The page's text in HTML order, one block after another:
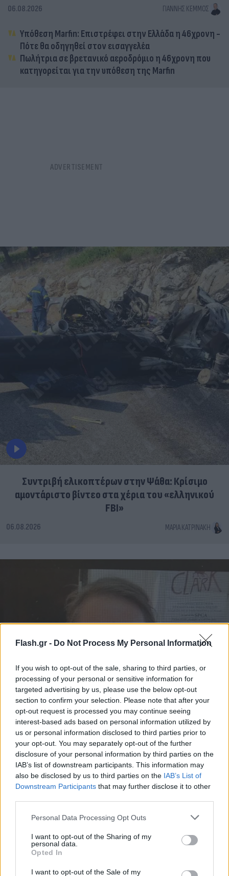
Flash.gr - Do Not Process My Personal Information
If you wish to opt-out of the sale, sharing to third parties, or
processing of your personal or sensitive information for
targeted advertising by us, please use the below opt-out
section to confirm your selection. Please note that after your
opt-out request is processed you may continue seeing
interest-based ads based on personal information utilized by
us or personal information disclosed to third parties prior to
your opt-out. You may separately opt-out of the further
disclosure of your personal information by third parties on the
IAB’s list of downstream participants. This information may
also be disclosed by us to third parties on the IAB’s List of
Downstream Participants that may further disclose it to other
Please note that this website/app uses one or more Google
not limited to your visit or usage behaviour. You may click to
grant or deny consent to Google and its third-party tags to
use your data for below specified purposes in below Google
consent section.
Personal Data Processing Opt Outs
I want to opt-out of the Sharing of my
personal data.
Opted In
I want to opt-out of the Sale of my
06.08.2026 ΓΙΆΝΝΗΣ ΚΈΜΜΟΣ
Υπόθεση Marfin: Επιστρέφει στην Ελλάδα η 46χρονη -
Πότε θα οδηγηθεί στον εισαγγελέα
Πωλήτρια σε βρετανικό αεροδρόμιο η 46χρονη που
κατηγορείται για την υπόθεση της Marfin
Συντριβή ελικοπτέρων στην Ψάθα: Κρίσιμο
αμοντάριστο βίντεο στα χέρια του «ελληνικού
FBI»
06.08.2026 ΜΑΡΊΑ ΚΑΤΡΙΝΆΚΗ
Κυψέλη: «Αφιέρωσε τη ζωή της σε όσους είχαν
Βρετανίδας
06.08.2026 ΜΑΡΊΑ ΚΑΤΡΙΝΆΚΗ